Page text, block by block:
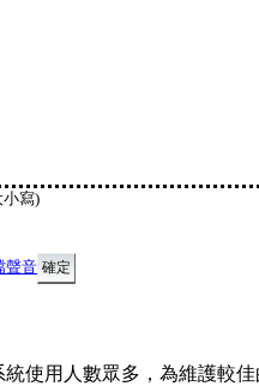
寫)
聲音
使用人數眾多，為維護較